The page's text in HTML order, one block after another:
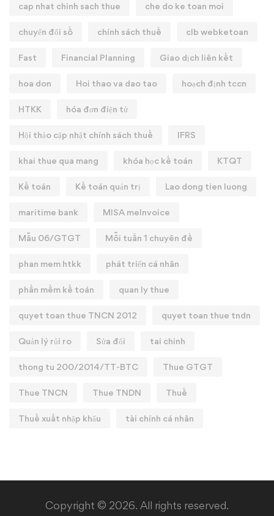
cap nhat chinh sach thue che do ke toan moi
chuyển đổi số chính sách thuế clb webketoan
Fast Financial Planning Giao dịch liên kết
hoa don Hoi thao va dao tao hoạch định tccn
HTKK hóa đơn điện tử
Hội thảo cập nhật chính sách thuế IFRS
khai thue qua mang khóa học kế toán KTQT
Kế toán Kế toán quản trị Lao dong tien luong
maritime bank MISA meInvoice
Mẫu 06/GTGT Mỗi tuần 1 chuyên đề
phan mem htkk phát triển cá nhân
phần mềm kế toán quan ly thue
quyet toan thue TNCN 2012 quyet toan thue tndn
Quản lý rủi ro Sửa đổi tai chinh
thong tu 200/2014/TT-BTC Thue GTGT
Thue TNCN Thue TNDN Thuế
Thuế xuất nhập khẩu tài chính cá nhân
Copyright © 2026. All rights reserved.